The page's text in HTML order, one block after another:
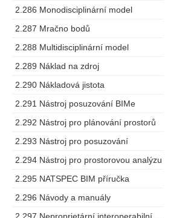
2.286 Monodisciplinární model
2.287 Mračno bodů
2.288 Multidisciplinární model
2.289 Náklad na zdroj
2.290 Nákladová jistota
2.291 Nástroj posuzování BIMe
2.292 Nástroj pro plánování prostorů
2.293 Nástroj pro posuzování
2.294 Nástroj pro prostorovou analýzu
2.295 NATSPEC BIM příručka
2.296 Návody a manuály